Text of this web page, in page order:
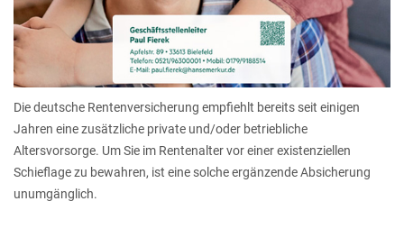
Die deutsche Rentenversicherung empfiehlt bereits seit einigen
Jahren eine zusätzliche private und/oder betriebliche
Altersvorsorge. Um Sie im Rentenalter vor einer existenziellen
Schieflage zu bewahren, ist eine solche ergänzende Absicherung
unumgänglich.